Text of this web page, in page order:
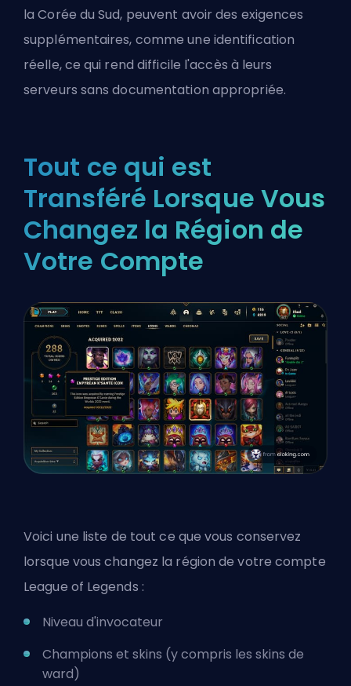
la Corée du Sud, peuvent avoir des exigences
supplémentaires, comme une identification
réelle, ce qui rend difficile l'accès à leurs
serveurs sans documentation appropriée.
Tout ce qui est
Transféré Lorsque Vous
Changez la Région de
Votre Compte
Voici une liste de tout ce que vous conservez
lorsque vous changez la région de votre compte
League of Legends :
Niveau d'invocateur
Champions et skins (y compris les skins de
ward)